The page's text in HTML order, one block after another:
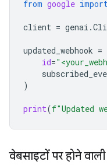
from google
client = genai .
updated_webhook =
id=
)
print(f"Updated
वेबसाइटों पर होने